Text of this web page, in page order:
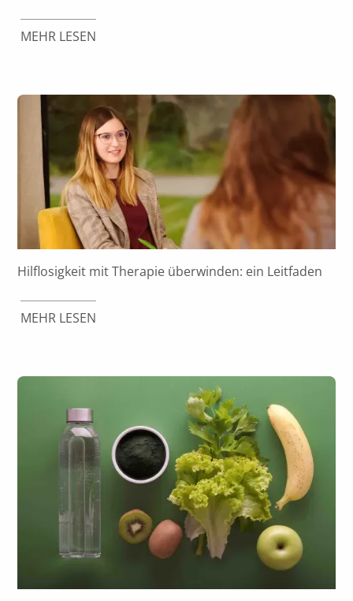
MEHR LESEN
Hilflosigkeit mit Therapie überwinden: ein Leitfaden
MEHR LESEN